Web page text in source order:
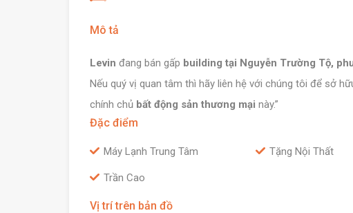
Mô tả
Levin đang bán gấp building tại Nguyễn Trường Tộ,
Nếu quý vị quan tâm thì hãy liên hệ với chúng tôi để sở
chính chủ bất động sản thương mại này.”
Đặc điểm
Máy Lạnh Trung Tâm Tặng Nội Thất
Trần Cao
Vị trí trên bản đồ